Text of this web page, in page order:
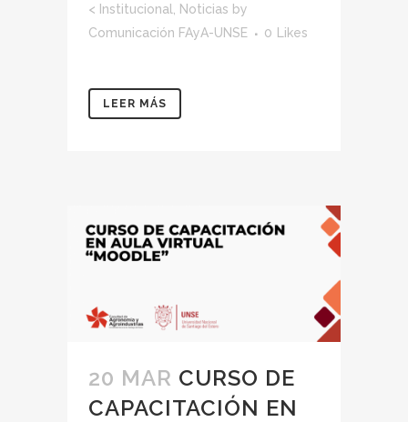
< Institucional Noticias by
Comunicación FAyA-UNSE
0 Likes
LEER MÁS
20 MAR CURSO DE
CAPACITACIÓN EN